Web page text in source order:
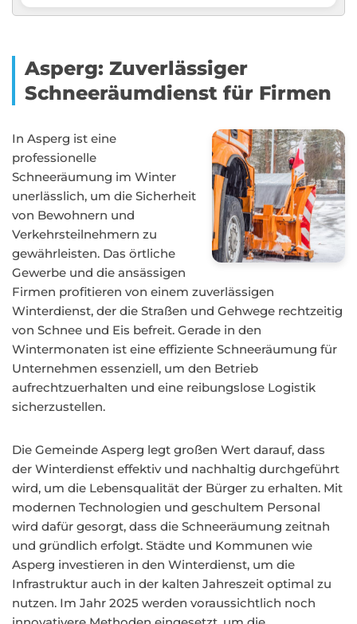
Asperg: Zuverlässiger
Schneeräumdienst für Firmen
In Asperg ist eine
professionelle
Schneeräumung im Winter
unerlässlich, um die Sicherheit
von Bewohnern und
Verkehrsteilnehmern zu
gewährleisten. Das örtliche
Gewerbe und die ansässigen
Firmen profitieren von einem zuverlässigen
Winterdienst, der die Straßen und Gehwege rechtzeitig
von Schnee und Eis befreit. Gerade in den
Wintermonaten ist eine effiziente Schneeräumung für
Unternehmen essenziell, um den Betrieb
aufrechtzuerhalten und eine reibungslose Logistik
sicherzustellen.
Die Gemeinde Asperg legt großen Wert darauf, dass
der Winterdienst effektiv und nachhaltig durchgeführt
wird, um die Lebensqualität der Bürger zu erhalten. Mit
modernen Technologien und geschultem Personal
wird dafür gesorgt, dass die Schneeräumung zeitnah
und gründlich erfolgt. Städte und Kommunen wie
Asperg investieren in den Winterdienst, um die
Infrastruktur auch in der kalten Jahreszeit optimal zu
nutzen. Im Jahr 2025 werden voraussichtlich noch